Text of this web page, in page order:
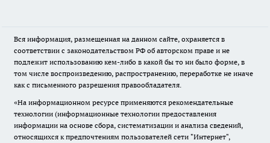
Вся информация, размещенная на данном сайте, охраняется в
соответствии с законодательством РФ об авторском праве и не
подлежит использованию кем-либо в какой бы то ни было форме, в
том числе воспроизведению, распространению, переработке не иначе
как с письменного разрешения правообладателя.
«На информационном ресурсе применяются рекомендательные
технологии (информационные технологии предоставления
информации на основе сбора, систематизации и анализа сведений,
относящихся к предпочтениям пользователей сети "Интернет",